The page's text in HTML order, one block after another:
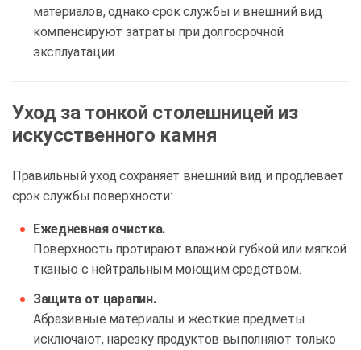
материалов, однако срок службы и внешний вид
компенсируют затраты при долгосрочной
эксплуатации.
Уход за тонкой столешницей из
искусственного камня
Правильный уход сохраняет внешний вид и продлевает
срок службы поверхности:
Ежедневная очистка.
Поверхность протирают влажной губкой или мягкой
тканью с нейтральным моющим средством.
Защита от царапин.
Абразивные материалы и жесткие предметы
исключают, нарезку продуктов выполняют только